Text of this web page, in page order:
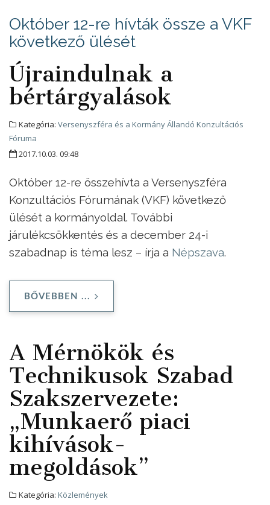
Október 12-re hívták össze a VKF
következő ülését
Újraindulnak a
bértárgyalások
Kategória: Versenyszféra és a Kormány Állandó Konzultációs
Fóruma
2017.10.03. 09:48
Október 12-re összehívta a Versenyszféra
Konzultációs Fórumának (VKF) következő
ülését a kormányoldal. További
járulékcsökkentés és a december 24-i
szabadnap is téma lesz – írja a Népszava.
BŐVEBBEN ...
A Mérnökök és
Technikusok Szabad
Szakszervezete:
„Munkaerő piaci
kihívások-
megoldások”
Kategória: Közlemények